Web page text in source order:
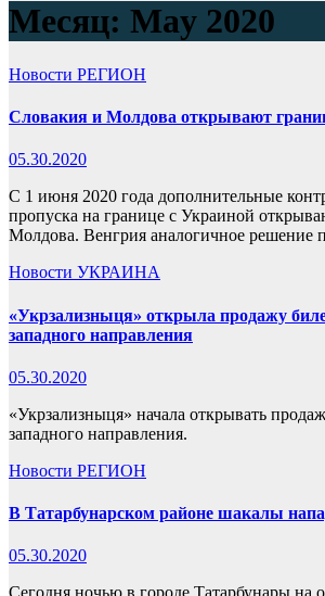
Месяц: May 2020
Новости РЕГИОН
Словакия и Молдова открывают
05.30.2020
C 1 июня 2020 года дополнительные
пропуска на границе с Украиной
Молдова. Венгрия аналогичное решение
Новости УКРАИНА
«Укрзализныця» открыла продажу
западного направления
05.30.2020
«Укрзализныця» начала открывать
западного направления.
Новости РЕГИОН
В Татарбунарском районе шакалы
05.30.2020